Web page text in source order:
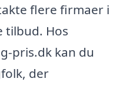
flere firmaer i
tilbud. Hos
pris.dk kan du
der